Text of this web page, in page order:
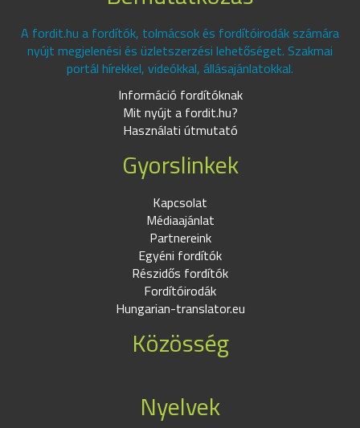
A fordit.hu a fordítók, tolmácsok és fordítóirodák számára
nyújt megjelenési és üzletszerzési lehetőséget. Szakmai
portál hírekkel, videókkal, állásajánlatokkal.
Információ fordítóknak
Mit nyújt a fordit.hu?
Használati útmutató
Gyorslinkek
Kapcsolat
Médiaajánlat
Partnereink
Egyéni fordítók
Részidős fordítók
Fordítóirodák
Hungarian-translator.eu
Közösség
Nyelvek